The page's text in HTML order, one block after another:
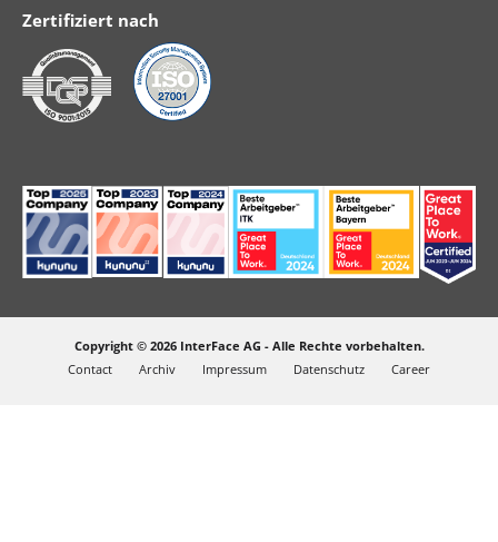
Zertifiziert nach
Copyright © 2026 InterFace AG - Alle Rechte vorbehalten.
Contact
Archiv Impressum Datenschutz Career